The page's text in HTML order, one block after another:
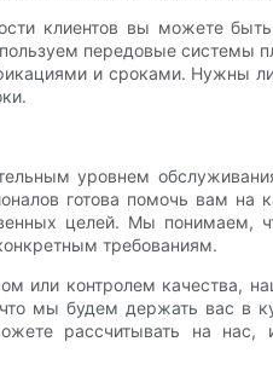
клиентов вы можете
передовые системы
и сроками. Нужны
уровнем
готова помочь вам
целей. Мы
требованиям.
или контролем качества,
мы будем держать вас в
рассчитывать на